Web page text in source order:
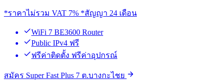
*ราคาไม่รวม VAT 7% *สัญญา 24 เดือน
WiFi 7 BE3600 Router
Public IPv4 ฟรี
ฟรีค่าติดตั้ง ฟรีค่าอุปกรณ์
สมัคร Super Fast Plus 7 ต.บางกะไชย